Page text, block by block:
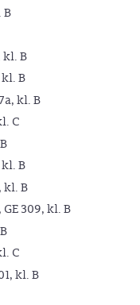
B
kl. B
kl. B
kl. B
C
kl. B
kl. B
309, kl. B
C
kl. B